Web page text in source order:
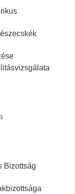
Bizottság